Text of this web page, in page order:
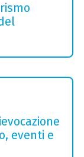
eventi e